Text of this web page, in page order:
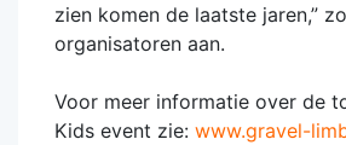
zien komen de laatste jaren,”
organisatoren aan.
Voor meer informatie over de
Kids event zie: www.gravel-